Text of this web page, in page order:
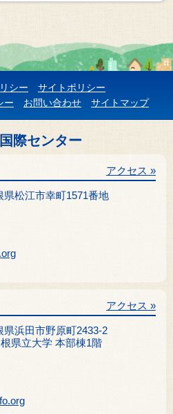
シー
サイトポリシー
ー
お問い合わせ サイトマップ
際センター
県松江市幸町1571番地
アクセス »
県浜田市野原町2433-2
県立大学 本部棟1階
アクセス »